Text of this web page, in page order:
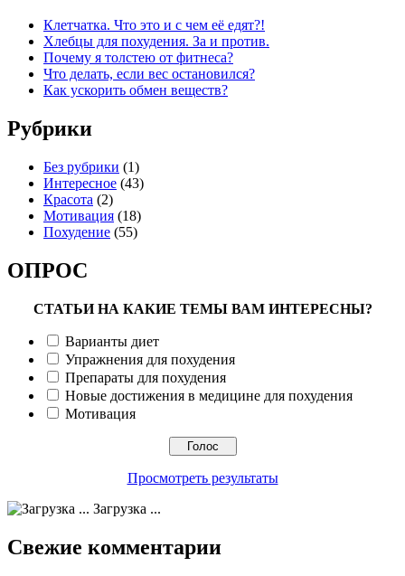
Клетчатка. Что это и с чем её едят?!
Хлебцы для похудения. За и против.
Почему я толстею от фитнеса?
Что делать, если вес остановился?
Как ускорить обмен веществ?
Рубрики
Без рубрики (1)
Интересное (43)
Красота (2)
Мотивация (18)
Похудение (55)
ОПРОС
СТАТЬИ НА КАКИЕ ТЕМЫ ВАМ ИНТЕРЕСНЫ?
Варианты диет
Упражнения для похудения
Препараты для похудения
Новые достижения в медицине для похудения
Мотивация
Просмотреть результаты
Загрузка ...
Свежие комментарии